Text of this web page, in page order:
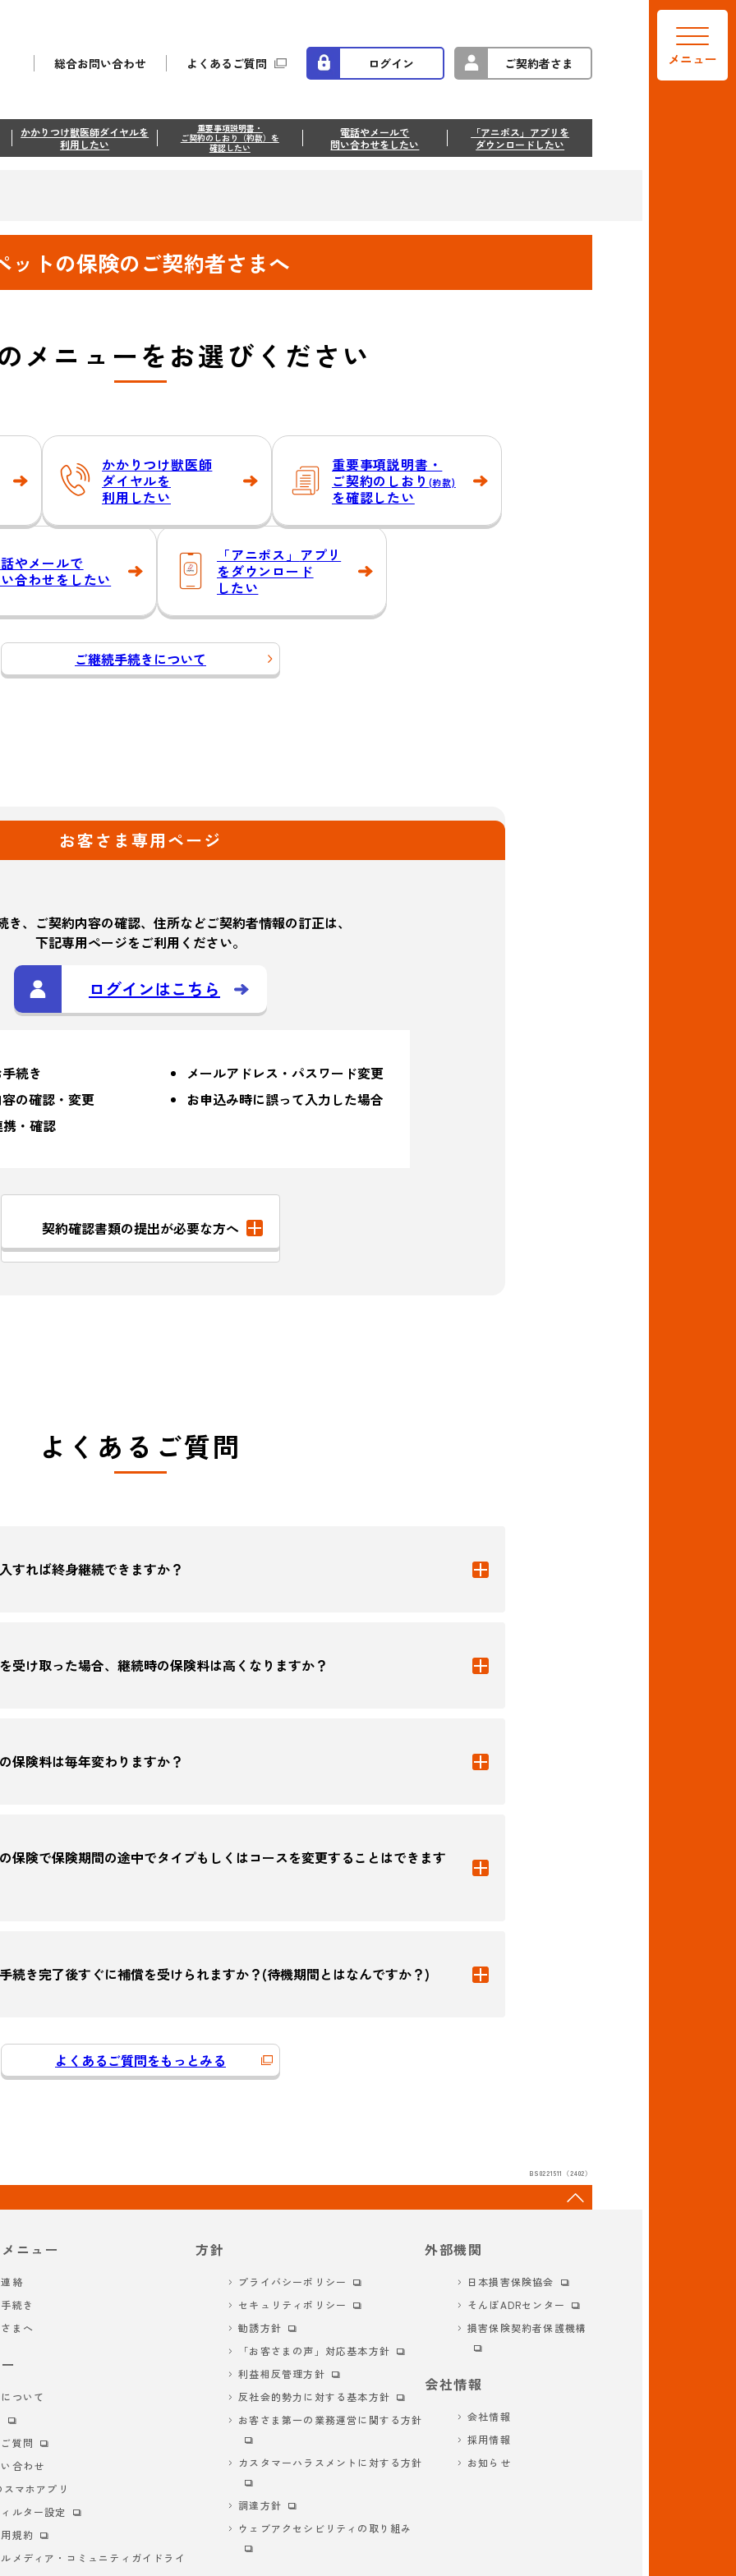
総合お問い合わせ よくあるご質問 ログイン ご契約者さま メニュー
かかりつけ獣医師ダイヤルを
利用したい
重要事項説明書・
ご契約のしおり（約款）を
確認したい
電話やメールで
問い合わせをしたい
「アニポス」アプリを
ダウンロードしたい
ットの保険のご契約者さまへ
メニューをお選びください
かかりつけ獣医師
ダイヤルを
利用したい
重要事項説明書・
ご契約のしおり (約款)
を確認したい
やメールで
合わせをしたい
「アニポス」 アプリ
を ダウンロード
したい
ご継続手続きについて
お客さま専用ページ
き、ご契約内容の確認、住所などご契約者情報の訂正は、
下記専用ページをご利用ください。
ログインはこちら
続き
メールアドレス・パスワード変更
の確認・変更
お申込み時に誤って入力した場合
・確認
契約確認書類の提出が必要な方へ
よくあるご質問
すれば終身継続できますか？
受け取った場合、継続時の保険料は高くなりますか？
保険料は毎年変わりますか？
保険で保険期間の途中でタイプもしくはコースを変更することはできます
続き完了後すぐに補償を受けられますか？(待機期間とはなんですか？)
よくあるご質問をもっとみる
BS0221511（2402）
ニュー
絡
続き
まへ
ついて
質問
合わせ
マホアプリ
ルター設定
規約
メディア・コミュニティガイドライ
方針
プライバシーポリシー
セキュリティポリシー
勧誘方針
「お客さまの声」対応基本方針
利益相反管理方針
反社会的勢力に対する基本方針
お客さま第一の業務運営に関する方針
カスタマーハラスメントに対する方針
調達方針
ウェブアクセシビリティの取り組み
外部機関
日本損害保険協会
そんぽADRセンター
損害保険契約者保護機構
会社情報
会社情報
採用情報
お知らせ